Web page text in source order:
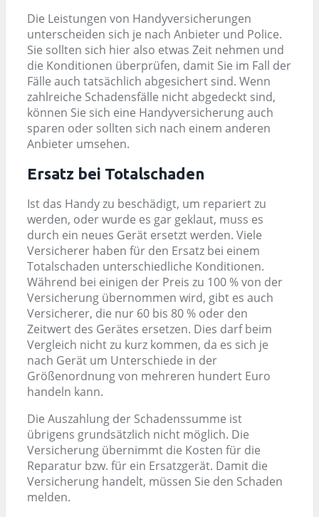
Die Leistungen von Handyversicherungen
unterscheiden sich je nach Anbieter und Police.
Sie sollten sich hier also etwas Zeit nehmen und
die Konditionen überprüfen, damit Sie im Fall der
Fälle auch tatsächlich abgesichert sind. Wenn
zahlreiche Schadensfälle nicht abgedeckt sind,
können Sie sich eine Handyversicherung auch
sparen oder sollten sich nach einem anderen
Anbieter umsehen.
Ersatz bei Totalschaden
Ist das Handy zu beschädigt, um repariert zu
werden, oder wurde es gar geklaut, muss es
durch ein neues Gerät ersetzt werden. Viele
Versicherer haben für den Ersatz bei einem
Totalschaden unterschiedliche Konditionen.
Während bei einigen der Preis zu 100 % von der
Versicherung übernommen wird, gibt es auch
Versicherer, die nur 60 bis 80 % oder den
Zeitwert des Gerätes ersetzen. Dies darf beim
Vergleich nicht zu kurz kommen, da es sich je
nach Gerät um Unterschiede in der
Größenordnung von mehreren hundert Euro
handeln kann.
Die Auszahlung der Schadenssumme ist
übrigens grundsätzlich nicht möglich. Die
Versicherung übernimmt die Kosten für die
Reparatur bzw. für ein Ersatzgerät. Damit die
Versicherung handelt, müssen Sie den Schaden
melden.